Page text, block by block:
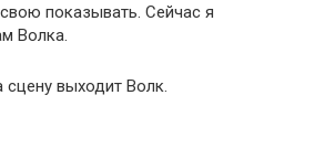
показывать. Сейчас я
Волка.
сцену выходит Волк.